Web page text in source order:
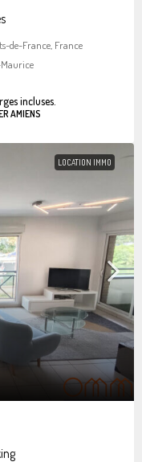
de-France, France
incluses.
AMIENS
LOCATION IMMO